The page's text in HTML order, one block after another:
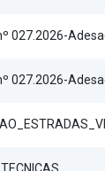
027.2026-
027.2026-